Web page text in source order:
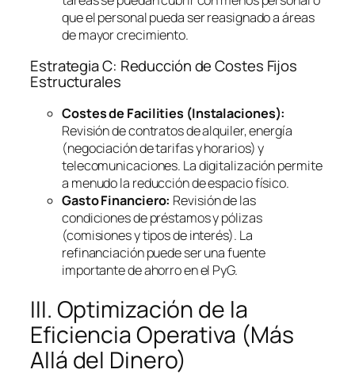
que el personal pueda ser reasignado a áreas
de mayor crecimiento.
Estrategia C: Reducción de Costes Fijos
Estructurales
Costes de Facilities (Instalaciones):
Revisión de contratos de alquiler, energía
(negociación de tarifas y horarios) y
telecomunicaciones. La digitalización permite
a menudo la reducción de espacio físico.
Gasto Financiero: Revisión de las
condiciones de préstamos y pólizas
(comisiones y tipos de interés). La
refinanciación puede ser una fuente
importante de ahorro en el PyG.
III. Optimización de la
Eficiencia Operativa (Más
Allá del Dinero)